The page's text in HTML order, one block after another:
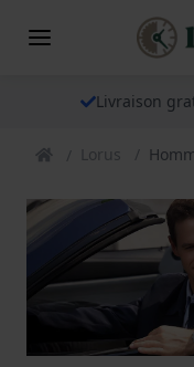
Livraison
Lorus